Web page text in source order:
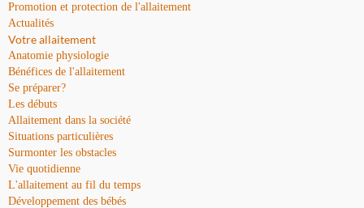
Promotion et protection de l'allaitement
Actualités
Votre allaitement
Anatomie physiologie
Bénéfices de l'allaitement
Se préparer?
Les débuts
Allaitement dans la société
Situations particulières
Surmonter les obstacles
Vie quotidienne
L'allaitement au fil du temps
Développement des bébés